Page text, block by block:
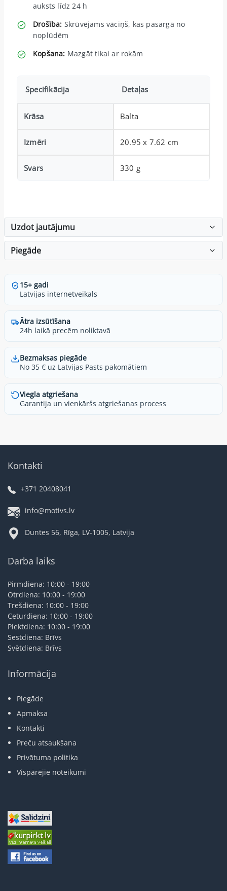
auksts līdz 24 h
Drošība: Skrūvējams vāciņš, kas pasargā no
noplūdēm
Kopšana: Mazgāt tikai ar rokām
Specifikācija Detaļas
Krāsa Balta
Izmēri 20.95 x 7.62 cm
Svars 330 g
Uzdot jautājumu
Piegāde
15+ gadi
Latvijas internetveikals
Ātra izsūtīšana
24h laikā precēm noliktavā
Bezmaksas piegāde
No 35 € uz Latvijas Pasts pakomātiem
Viegla atgriešana
Garantija un vienkāršs atgriešanas process
Kontakti
+371 20408041
info@motivs.lv
Duntes 56, Rīga, LV-1005, Latvija
Darba laiks
Pirmdiena: 10:00 - 19:00
Otrdiena: 10:00 - 19:00
Trešdiena: 10:00 - 19:00
Ceturdiena: 10:00 - 19:00
Piektdiena: 10:00 - 19:00
Sestdiena: Brīvs
Svētdiena: Brīvs
Informācija
Piegāde
Apmaksa
Kontakti
Preču atsaukšana
Privātuma politika
Vispārējie noteikumi